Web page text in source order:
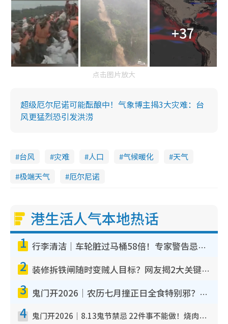
+37
点击图片放大
超级厄尔尼诺可能酝酿中！气象博主揭3大灾难：台
风更猛烈恐引发洪涝
台风 灾难 人口 气候暖化
天气
极端天气
厄尔尼诺
港生活人气本地热话
1 行李清洁｜车轮脏过马桶58倍！专家警告忌用酒精擦 教1招免脏手除菌
2 装修拆铁闸随时变贼人目标？网友揭2大关键用途：装新款等于白装？附新旧铁闸分别
3 鬼门开2026｜农历七月撞正日全食特别邪？专家警告切忌做一事！揭4大禁忌+2招保平安
4 鬼门开2026｜8.13鬼节禁忌 22件事不能做！烧肉、刺身要少食？半夜勿吹口哨/打给个电话